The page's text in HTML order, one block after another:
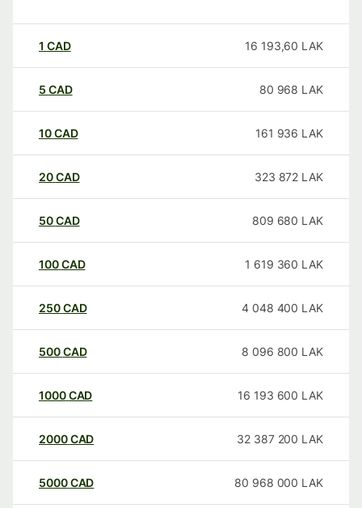
1 CAD 16 193,60 LAK
5 CAD 80 968 LAK
10CAD 161 936 LAK
20CAD 323 872 LAK
50CAD 809 680 LAK
100CAD 1 619 360 LAK
250CAD 4 048 400 LAK
500CAD 8 096 800 LAK
1000CAD 16 193 600 LAK
2000CAD 32 387 200 LAK
5000CAD 80 968 000 LAK